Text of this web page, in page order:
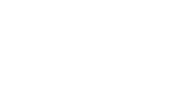
错过都
小姐周旋，一段情缘，竟已悠悠二十载矣。